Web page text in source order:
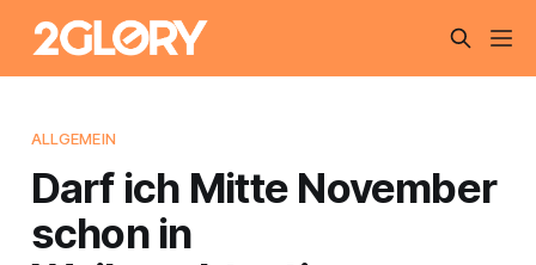
ALLGEMEIN
Darf ich Mitte November
schon in